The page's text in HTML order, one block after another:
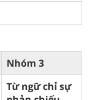
Nhóm 3
Từ ngữ chỉ sự